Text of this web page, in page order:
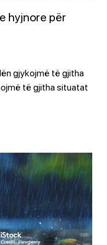
hyjnore për
gjykojmë të gjitha
të gjitha situatat